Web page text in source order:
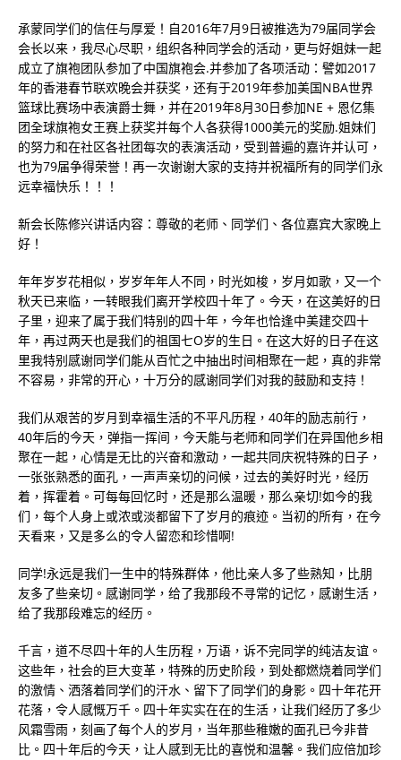
承蒙同学们的信任与厚爱！自2016年7月9日被推选为79届同学会
会长以来，我尽心尽职，组织各种同学会的活动，更与好姐妹一起
成立了旗袍团队参加了中国旗袍会.并参加了各项活动：譬如2017
年的香港春节联欢晚会并获奖，还有于2019年参加美国NBA世界
篮球比赛场中表演爵士舞，并在2019年8月30日参加NE + 恩亿集
团全球旗袍女王赛上获奖并每个人各获得1000美元的奖励.姐妹们
的努力和在社区各社团每次的表演活动，受到普遍的嘉许并认可，
也为79届争得荣誉！再一次谢谢大家的支持并祝福所有的同学们永
远幸福快乐！！！
新会长陈修兴讲话内容：尊敬的老师、同学们、各位嘉宾大家晚上
好！
年年岁岁花相似，岁岁年年人不同，时光如梭，岁月如歌，又一个
秋天已来临，一转眼我们离开学校四十年了。今天，在这美好的日
子里，迎来了属于我们特别的四十年，今年也恰逢中美建交四十
年，再过两天也是我们的祖国七O岁的生日。在这大好的日子在这
里我特别感谢同学们能从百忙之中抽出时间相聚在一起，真的非常
不容易，非常的开心，十万分的感谢同学们对我的鼓励和支持！
我们从艰苦的岁月到幸福生活的不平凡历程，40年的励志前行，
40年后的今天，弹指一挥间，今天能与老师和同学们在异国他乡相
聚在一起，心情是无比的兴奋和激动，一起共同庆祝特殊的日子，
一张张熟悉的面孔，一声声亲切的问候，过去的美好时光，经历
着，挥霍着。可每每回忆时，还是那么温暖，那么亲切!如今的我
们，每个人身上或浓或淡都留下了岁月的痕迹。当初的所有，在今
天看来，又是多么的令人留恋和珍惜啊!
同学!永远是我们一生中的特殊群体，他比亲人多了些熟知，比朋
友多了些亲切。感谢同学，给了我那段不寻常的记忆，感谢生活，
给了我那段难忘的经历。
千言，道不尽四十年的人生历程，万语，诉不完同学的纯洁友谊。
这些年，社会的巨大变革，特殊的历史阶段，到处都燃烧着同学们
的激情、洒落着同学们的汗水、留下了同学们的身影。四十年花开
花落，令人感慨万千。四十年实实在在的生活，让我们经历了多少
风霜雪雨，刻画了每个人的岁月，当年那些稚嫩的面孔已今非昔
比。四十年后的今天，让人感到无比的喜悦和温馨。我们应倍加珍